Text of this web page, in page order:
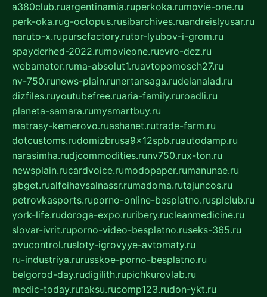
a380club.ruargentinamia.ruperkoka.rumovie-one.ru
perk-oka.rug-octopus.rusibarchives.ruandreislyusar.ru
naruto-x.rupursefactory.rutor-lyubov-i-grom.ru
spayderhed-2022.rumovieone.ruevro-dez.ru
webamator.ruma-absolut1.ruavtopomosch27.ru
nv-750.runews-plain.runertansaga.rudelanalad.ru
dizfiles.ruyoutubefree.ruaria-family.ruroadli.ru
planeta-samara.rumysmartbuy.ru
matrasy-kemerovo.ruashanet.rutrade-farm.ru
dotcustoms.rudomizbrusa9x12spb.ruautodamp.ru
narasimha.rudjcommodities.runv750.rux-ton.ru
newsplain.rucardvoice.rumodopaper.rumanunae.ru
gbget.rualfeihavsalnassr.rumadoma.rutajuncos.ru
petrovkasports.ruporno-online-besplatno.rusplclub.ru
york-life.rudoroga-expo.ruribery.rucleanmedicine.ru
slovar-ivrit.ruporno-video-besplatno.ruseks-365.ru
ovucontrol.rusloty-igrovyye-avtomaty.ru
ru-industriya.rurusskoe-porno-besplatno.ru
belgorod-day.rudigilith.rupichkurovlab.ru
medic-today.rutaksu.rucomp123.rudon-ykt.ru